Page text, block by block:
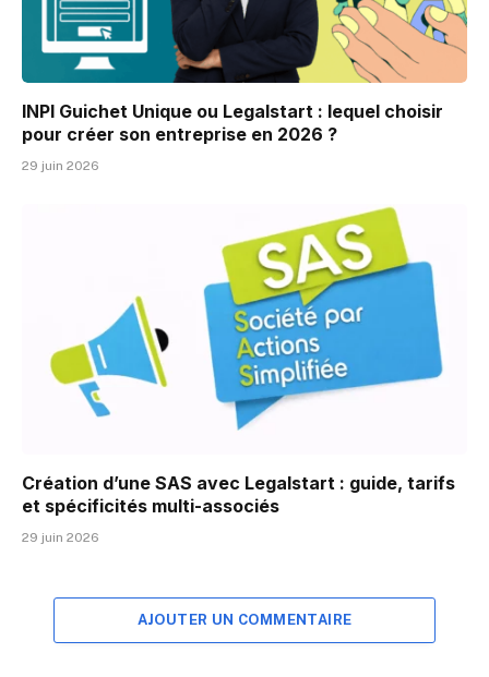
INPI Guichet Unique ou Legalstart : lequel choisir
pour créer son entreprise en 2026 ?
29 juin 2026
Création d’une SAS avec Legalstart : guide, tarifs
et spécificités multi-associés
29 juin 2026
AJOUTER UN COMMENTAIRE